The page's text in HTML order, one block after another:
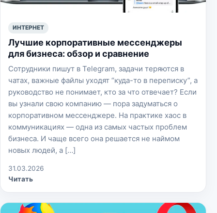
ИНТЕРНЕТ
Лучшие корпоративные мессенджеры
для бизнеса: обзор и сравнение
Сотрудники пишут в Telegram, задачи теряются в
чатах, важные файлы уходят “куда-то в переписку”, а
руководство не понимает, кто за что отвечает? Если
вы узнали свою компанию — пора задуматься о
корпоративном мессенджере. На практике хаос в
коммуникациях — одна из самых частых проблем
бизнеса. И чаще всего она решается не наймом
новых людей, а […]
31.03.2026
Читать